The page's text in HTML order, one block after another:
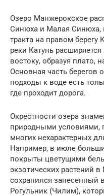
Озеро Манжерокское
Синюха и Малая Синюха,
тракта на правом берегу
реки Катунь
востоку, образуя плато,
Основная часть берегов
подходы к воде есть
где проходит дорога.
Окрестности озера
природными
многих нехарактерных
Например, в июле
покрыты цветущими
экзотических растений
сохранился занесенный
Рогульник (Чилим),